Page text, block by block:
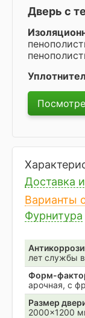
Дверь с
Доставка
Варианты
Фурнитура
лет службы
Форм-
арочная, с
Размер
2000×1200